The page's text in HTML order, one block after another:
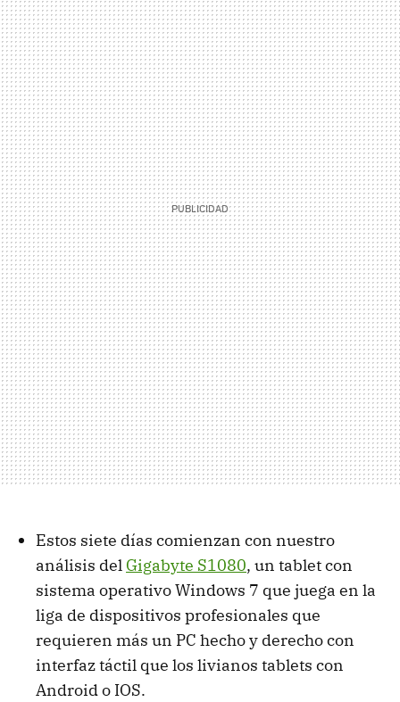
Estos siete días comienzan con nuestro
análisis del Gigabyte S1080, un tablet con
sistema operativo Windows 7 que juega en la
liga de dispositivos profesionales que
requieren más un PC hecho y derecho con
interfaz táctil que los livianos tablets con
Android o IOS.